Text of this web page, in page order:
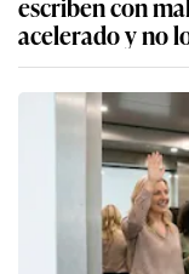
acelerado y no